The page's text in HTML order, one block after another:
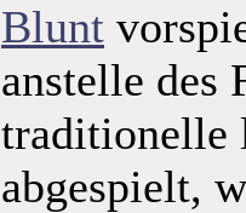
Blunt
anstelle des
traditionelle
abgespielt,